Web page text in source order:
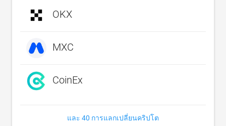
OKX
MXC
CoinEx
และ 40 การแลกเปลี่ยนคริปโต